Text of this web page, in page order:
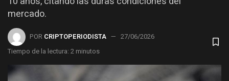
mercado.
POR CRIPTOPERIODISTA
27/06/2026
Tiempo de la lectura: 2 minutos